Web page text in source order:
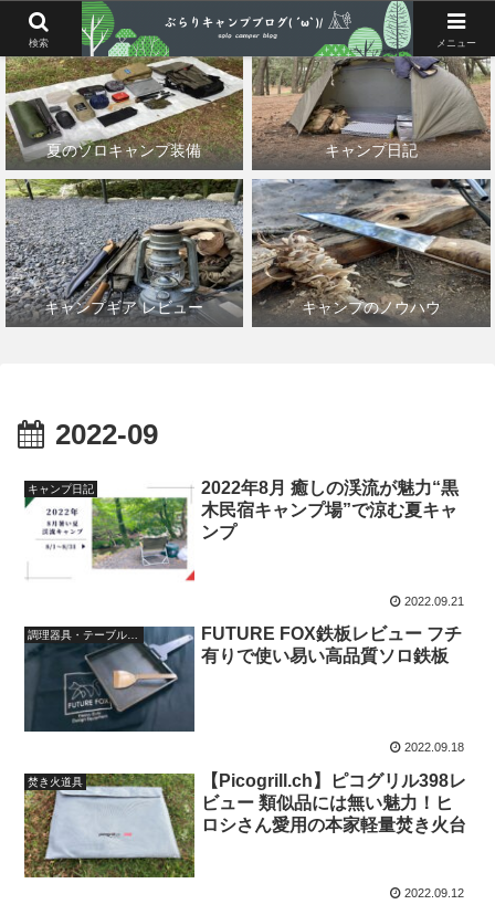
夏のソロキャンプ装備 キャンプ日記
キャンプギア レビュー キャンプのノウハウ
2022-09
キャンプ日記
2022年8月 癒しの渓流が魅力“黒
木民宿キャンプ場”で涼む夏キャ
ンプ
2022.09.21
調理器具・テーブル周り
FUTURE FOX鉄板レビュー フチ
有りで使い易い高品質ソロ鉄板
2022.09.18
焚き火道具
【Picogrill.ch】ピコグリル398レ
ビュー 類似品には無い魅力！ヒ
ロシさん愛用の本家軽量焚き火台
2022.09.12
検索 メニュー